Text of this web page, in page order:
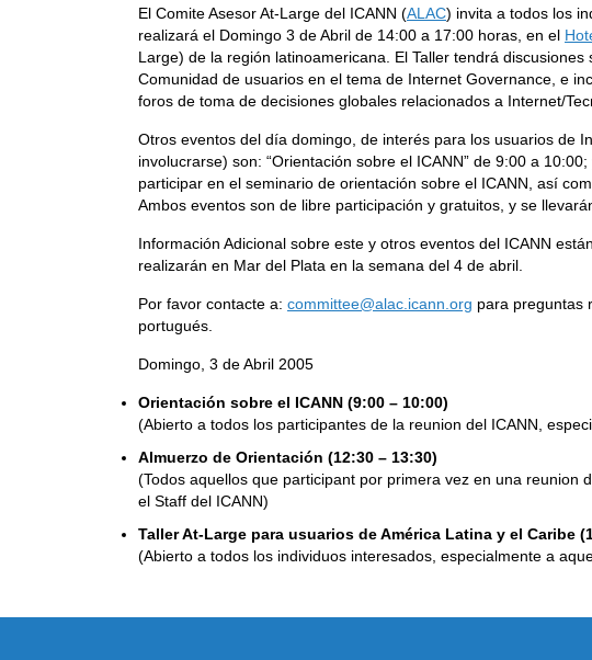
El Comite Asesor At-Large del ICANN (ALAC) invita a todos los
realizará el Domingo 3 de Abril de 14:00 a 17:00 horas, en el
Large) de la región latinoamericana. El Taller tendrá
Comunidad de usuarios en el tema de Internet Governance, e
foros de toma de decisiones globales relacionados a Internet/
Otros eventos del día domingo, de interés para los usuarios de
involucrarse) son: “Orientación sobre el ICANN” de 9:00 a
participar en el seminario de orientación sobre el ICANN, así
Ambos eventos son de libre participación y gratuitos, y se
Información Adicional sobre este y otros eventos del ICANN
realizarán en Mar del Plata en la semana del 4 de abril.
Por favor contacte a: committee@alac.icann.org para preguntas
portugués.
Domingo, 3 de Abril 2005
Orientación sobre el ICANN (9:00 – 10:00)
(Abierto a todos los participantes de la reunion del ICANN,
Almuerzo de Orientación (12:30 – 13:30)
(Todos aquellos que participant por primera vez en una reunion
el Staff del ICANN)
Taller At-Large para usuarios de América Latina y el Caribe
(Abierto a todos los individuos interesados, especialmente a